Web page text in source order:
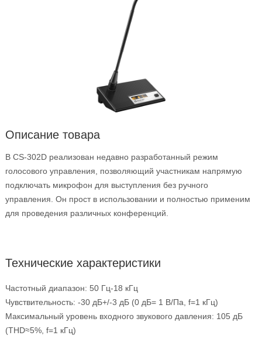
Описание товара
В CS-302D реализован недавно разработанный режим
голосового управления, позволяющий участникам напрямую
подключать микрофон для выступления без ручного
управления. Он прост в использовании и полностью применим
для проведения различных конференций.
Технические характеристики
Частотный диапазон: 50 Гц-18 кГц
Чувствительность: -30 дБ+/-3 дБ (0 дБ= 1 В/Па, f=1 кГц)
Максимальный уровень входного звукового давления: 105 дБ
(THD≈5%, f=1 кГц)